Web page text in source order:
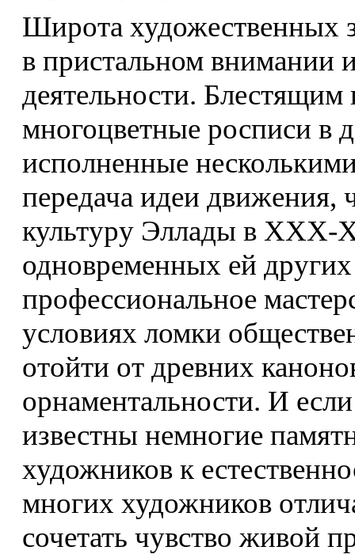
Широта художественных
в пристальном внимании
деятельности.
многоцветные росписи в
исполненные
передача идеи движения,
культуру Эллады в XXX-
одновременных ей
профессиональное
условиях ломки
отойти от древних
орнаментальности. И
известны немногие
художников к
многих художников
сочетать чувство живой